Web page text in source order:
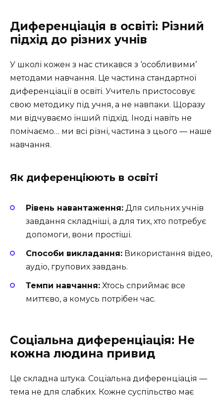
Диференціація в освіті: Різний
підхід до різних учнів
У школі кожен з нас стикався з ‘особливими’
методами навчання. Це частина стандартної
диференціації в освіті. Учитель пристосовує
свою методику під учня, а не навпаки. Щоразу
ми відчуваємо інший підхід. Іноді навіть не
помічаємо… ми всі різні, частина з цього — наше
навчання.
Як диференціюють в освіті
Рівень навантаження: Для сильних учнів
завдання складніші, а для тих, хто потребує
допомоги, вони простіші.
Способи викладання: Використання відео,
аудіо, групових завдань.
Темпи навчання: Хтось сприймає все
миттєво, а комусь потрібен час.
Соціальна диференціація: Не
кожна людина привид
Це складна штука. Соціальна диференціація —
тема не для слабких. Кожне суспільство має